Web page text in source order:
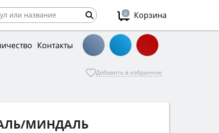
0 Корзина
Контакты
Добавить в избранное
МИНДАЛЬ